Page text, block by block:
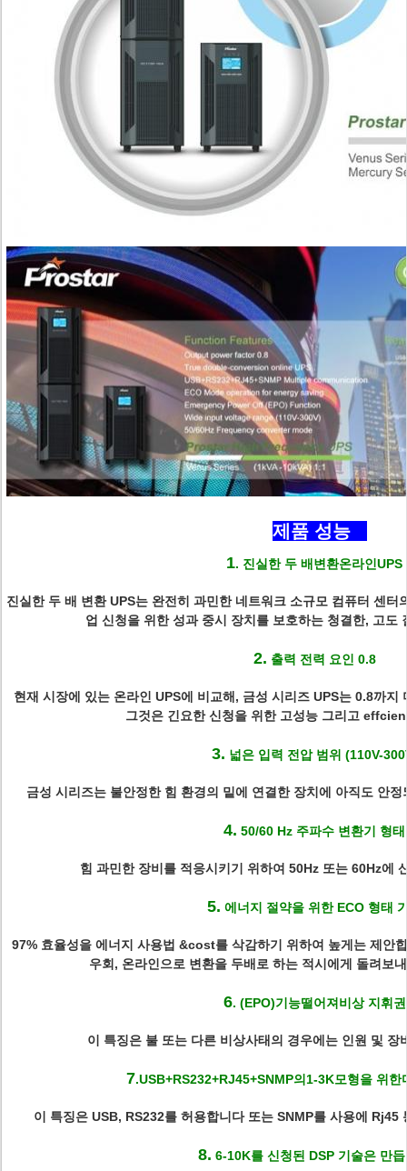
제품 성능
1. 진실한 두 배변환온라인UPS
진실한 두 배 변환 UPS는 완전히 과민한 네트워크 소규모 컴퓨터 센
업 신청을 위한 성과 중시 장치를 보호하는 청결한, 고도
2. 출력 전력 요인 0.8
현재 시장에 있는 온라인 UPS에 비교해, 금성 시리즈 UPS는 0.8까지
그것은 긴요한 신청을 위한 고성능 그리고
3. 넓은 입력 전압 범위 (110V-
금성 시리즈는 불안정한 힘 환경의 밑에 연결한 장치에 아직도 안
4. 50/60 Hz 주파수 변환기 형태
힘 과민한 장비를 적응시키기 위하여 50Hz 또는 60Hz에
5. 에너지 절약을 위한 ECO 형태
97% 효율성을 에너지 사용법 &cost를 삭감하기 위하여 높게는 제안
우회, 온라인으로 변환을 두배로 하는 적시에게 돌려보
6. (EPO)기능떨어져비상 지휘권
이 특징은 불 또는 다른 비상사태의 경우에는 인원 및 장
7.USB+RS232+RJ45+SNMP의1-3K모형을 위한
이 특징은 USB, RS232를 허용합니다 또는 SNMP를 사용에 Rj45
8. 6-10K를 신청된 DSP 기술은 만